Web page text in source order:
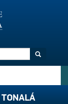
Buscar